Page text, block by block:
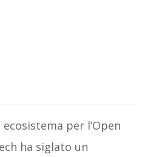
per l’Open
ha siglato un